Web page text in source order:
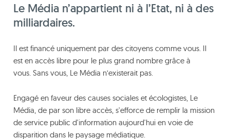
Le Média n’appartient ni à l’Etat, ni à des
milliardaires.
Il est financé uniquement par des citoyens comme vous. Il
est en accès libre pour le plus grand nombre grâce à
vous. Sans vous, Le Média n’existerait pas.
Engagé en faveur des causes sociales et écologistes, Le
Média, de par son libre accès, s'efforce de remplir la mission
de service public d'information aujourd'hui en voie de
disparition dans le paysage médiatique.